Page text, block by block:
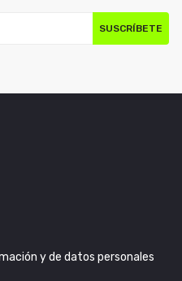
SUSCRÍBETE
y de datos personales